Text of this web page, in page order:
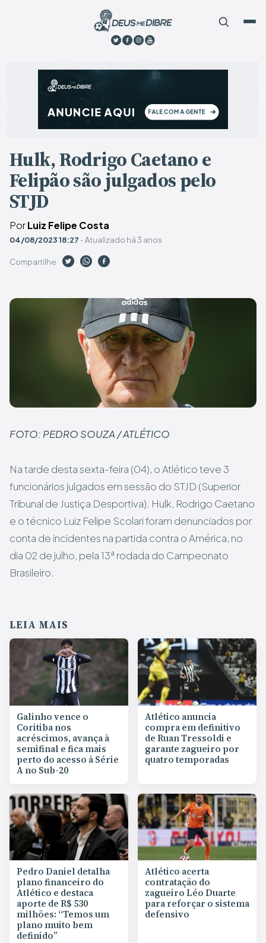
Hulk, Rodrigo Caetano e
Felipão são julgados pelo
STJD
PorLuiz Felipe Costa
04/08/2023 18:27 - Atualizado há 3 anos
Compartilhe
FOTO: PEDRO SOUZA / ATLÉTICO
Na tarde desta sexta-feira (04), o Atlético teve 3
funcionários julgados em sessão do STJD (Superior
Tribunal de Justiça Desportiva). Hulk, Rodrigo Caetano
e o técnico Luiz Felipe Scolari foram denunciados por
conta de incidentes na partida contra o América, no
dia 02 de julho, pela 13ª rodada do Campeonato
Brasileiro.
LEIA MAIS
Galinho vence o
Coritiba nos
acréscimos, avança à
semifinal e fica mais
perto do acesso à Série
A no Sub-20
Atlético anuncia
compra em definitivo
de Ruan Tressoldi e
garante zagueiro por
quatro temporadas
Pedro Daniel detalha
plano financeiro do
Atlético e destaca
aporte de R$ 530
milhões: “Temos um
plano muito bem
definido”
Atlético acerta
contratação do
zagueiro Léo Duarte
para reforçar o sistema
defensivo